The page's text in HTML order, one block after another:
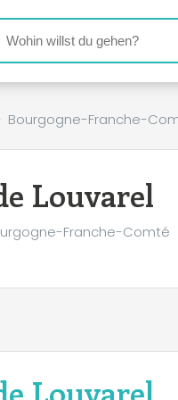
Bourgogne-Franche-
Louvarel
Franche-Comté